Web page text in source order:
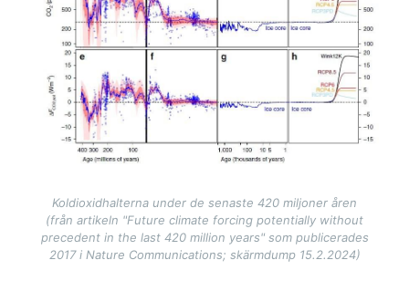
Koldioxidhalterna under de senaste 420 miljoner åren
(från artikeln "Future climate forcing potentially without
precedent in the last 420 million years" som publicerades
2017 i Nature Communications; skärmdump 15.2.2024)